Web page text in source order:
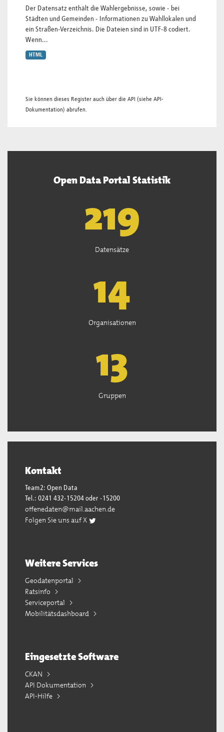
Der Datensatz enthält die Wahlergebnisse, sowie - bei
Städten und Gemeinden - Informationen zu Wahllokalen und
ein Straßen-Verzeichnis. Die Dateien sind in UTF-8 codiert.
Wenn...
HTML
Sie können dieses Register auch über die API (siehe API-
Dokumentation) abrufen.
Open Data Portal Statistik
221
Datensätze
15
Organisationen
13
Gruppen
Kontakt
Team2: Open Data
Tel.: 0241 432-15204 oder -15200
offenedaten@mail.aachen.de
Folgen Sie uns auf X
Weitere Services
Geodatenportal
Ratsinfo
Serviceportal
Mobilitätsdashboard
Eingesetzte Software
CKAN
API Dokumentation
API-Hilfe